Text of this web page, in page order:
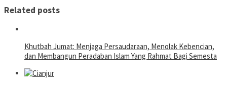
Related posts
Khutbah Jumat: Menjaga Persaudaraan, Menolak Kebencian,
dan Membangun Peradaban Islam Yang Rahmat Bagi Semesta